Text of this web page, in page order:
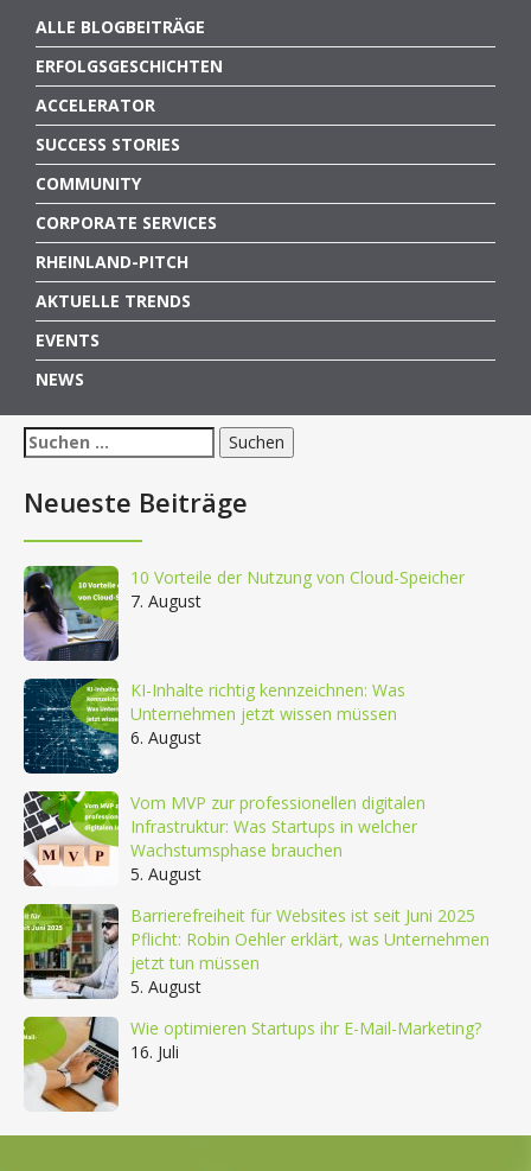
ALLE BLOGBEITRÄGE
ERFOLGSGESCHICHTEN
ACCELERATOR
SUCCESS STORIES
COMMUNITY
CORPORATE SERVICES
RHEINLAND-PITCH
AKTUELLE TRENDS
EVENTS
NEWS
Suchen
nach:
Neueste Beiträge
10 Vorteile der Nutzung von Cloud-Speicher
7. August
KI-Inhalte richtig kennzeichnen: Was
Unternehmen jetzt wissen müssen
6. August
Vom MVP zur professionellen digitalen
Infrastruktur: Was Startups in welcher
Wachstumsphase brauchen
5. August
Barrierefreiheit für Websites ist seit Juni 2025
Pflicht: Robin Oehler erklärt, was Unternehmen
jetzt tun müssen
5. August
Wie optimieren Startups ihr E-Mail-Marketing?
16. Juli